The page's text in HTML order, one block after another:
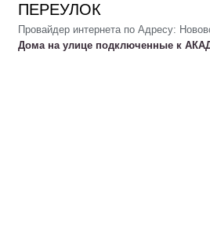
ПЕРЕУЛОК
Провайдер интернета по Адресу:
Дома на улице подключенные к